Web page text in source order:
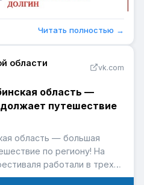
Читать полностью →
области vk.com
область —
путешествие
область — большая
по региону! На
работали в трех
Вместе с